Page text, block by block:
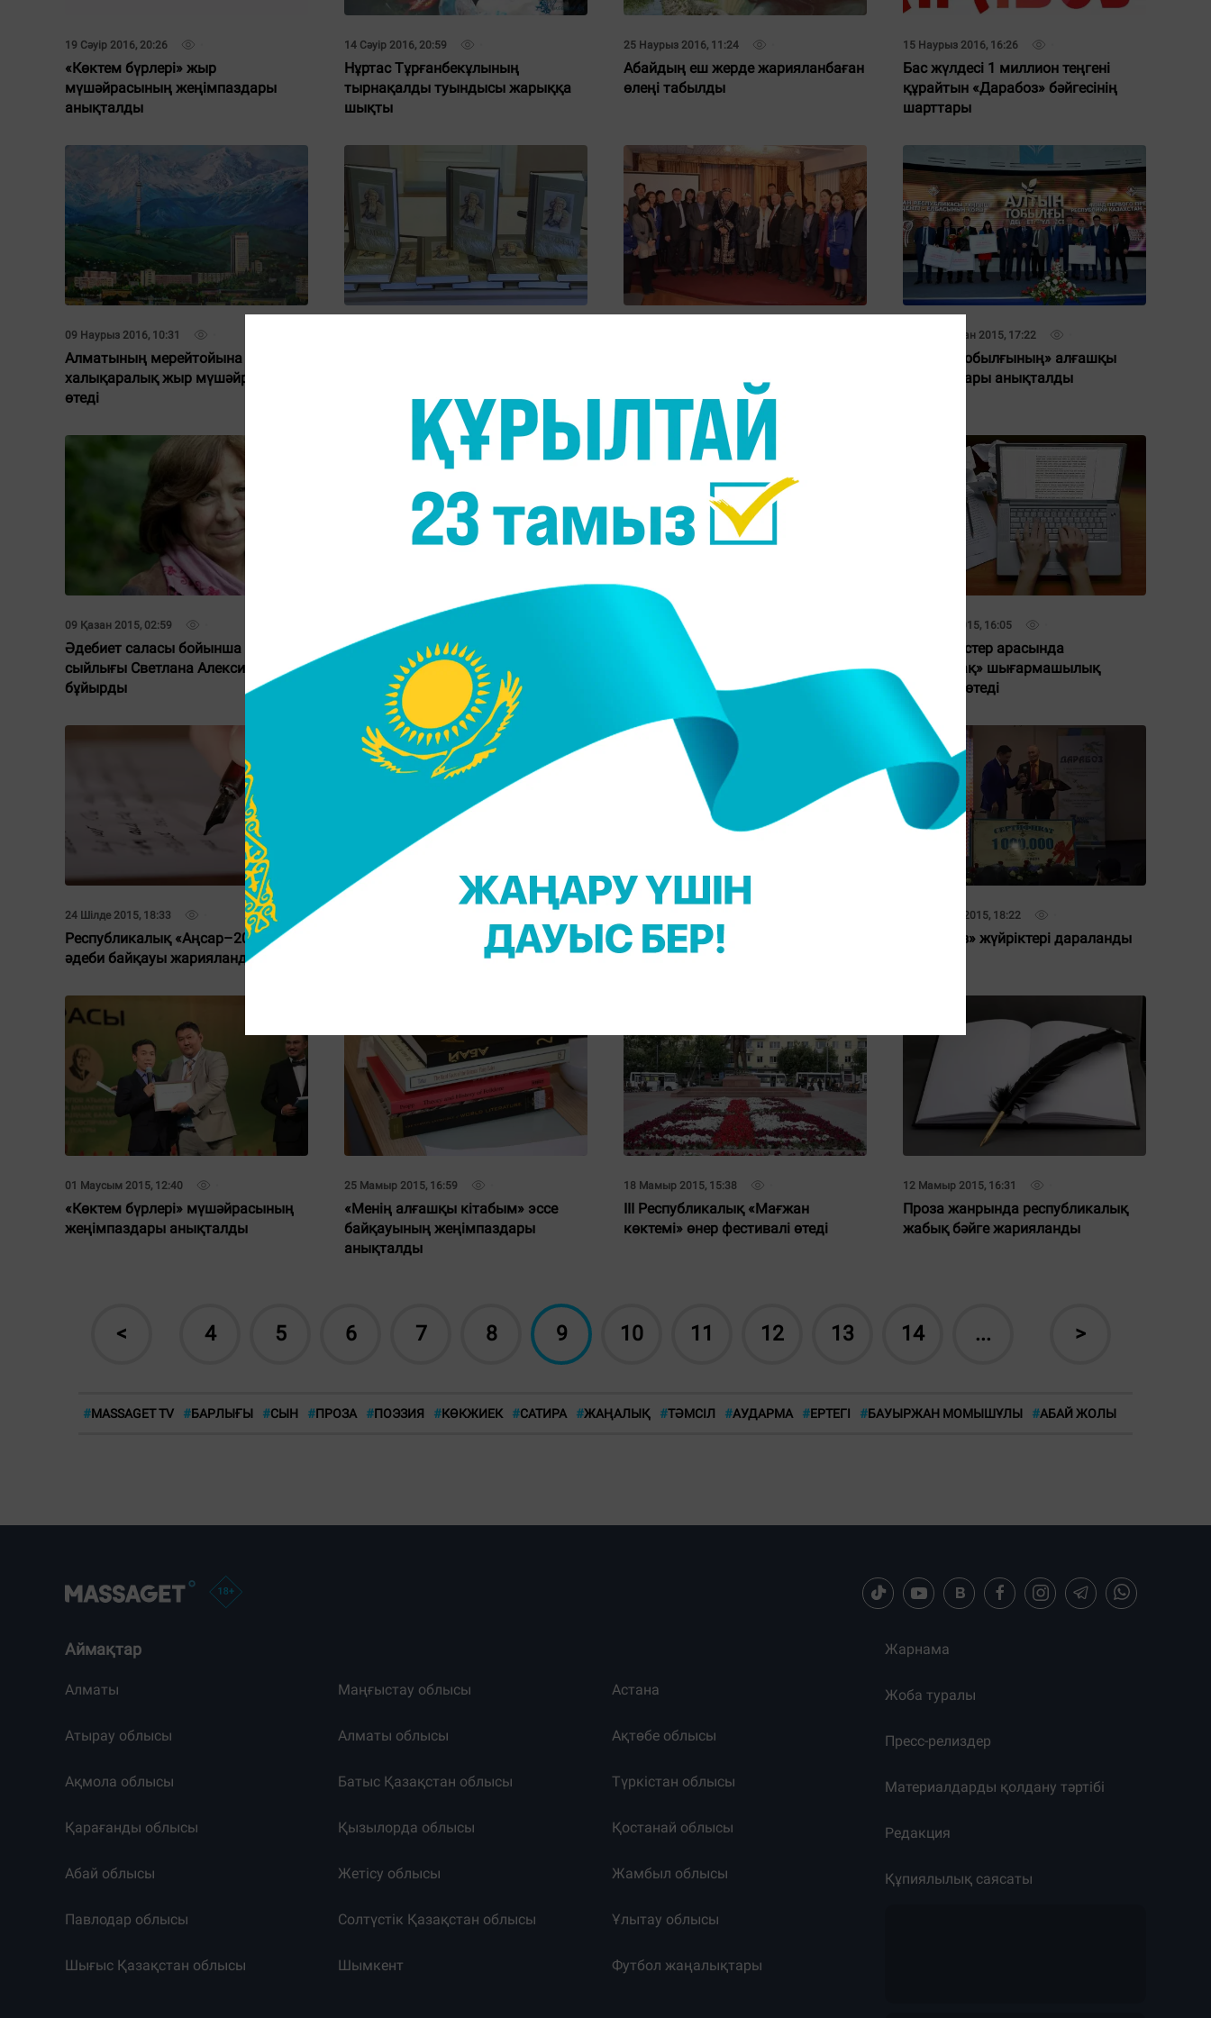
19 Сәуір 2016, 20:26
«Көктем бүрлері» жыр
мүшәйрасының жеңімпаздары
анықталды
14 Сәуір 2016, 20:59
Нұртас Тұрғанбекұлының
тырнақалды туындысы жарыққа
шықты
25 Наурыз 2016, 11:24
Абайдың еш жерде жарияланбаған
өлеңі табылды
15 Наурыз 2016, 16:26
Бас жүлдесі 1 миллион теңгені
құрайтын «Дарабоз» бәйгесінің
шарттары
09 Наурыз 2016, 10:31
Алматының мерейтойына
халықаралық жыр мүшәйрасы
өтеді
арналған әдеби-танымдық кеш өтті
04 Желтоқсан 2015, 17:22
«Алтын тобылғының» алғашқы
лауреаттары анықталды
09 Қазан 2015, 02:59
Әдебиет саласы бойынша Нобель
сыйлығы Светлана Алексиевичке
бұйырды
01 Қазан 2015, 17:30
Табылды Досымовты еске алуға
арналған кеш өтеді
04 Қыркүйек 2015, 16:53
Абай қорық-музейі –
Қазақстандағы алғашқы әдеби-
мемориалдық музей
16 Тамыз 2015, 16:05
Журналистер арасында
«Шаңырақ» шығармашылық
байқауы өтеді
24 Шілде 2015, 18:33
Республикалық «Аңсар–2015»
әдеби байқауы жарияланды
Әдебиетшілер арасында «Алтын
тобылғы» байқауы басталды
«Алтын көпір» аудармашылар
байқауы өтеді
03 Маусым 2015, 18:22
«Дарабоз» жүйріктері дараланды
01 Маусым 2015, 12:40
«Көктем бүрлері» мүшәйрасының
жеңімпаздары анықталды
25 Мамыр 2015, 16:59
«Менің алғашқы кітабым» эссе
байқауының жеңімпаздары
анықталды
18 Мамыр 2015, 15:38
ІІІ Республикалық «Мағжан
көктемі» өнер фестивалі өтеді
12 Мамыр 2015, 16:31
Проза жанрында республикалық
жабық бәйге жарияланды
< 4 5 6 7 8 9 10 11 12 13 14 ... >
#MASSAGET TV #БАРЛЫҒЫ #СЫН #ПРОЗА #ПОЭЗИЯ #КӨКЖИЕК #САТИРА #ЖАҢАЛЫҚ #ТӘМСІЛ #АУДАРМА #ЕРТЕГІ #БАУЫРЖАН МОМЫШҰЛЫ #АБАЙ ЖОЛЫ
Аймақтар
Алматы Маңғыстау облысы Астана
Атырау облысы Алматы облысы Ақтөбе облысы
Ақмола облысы Батыс Қазақстан облысы Түркістан облысы
Қарағанды облысы Қызылорда облысы Қостанай облысы
Абай облысы Жетісу облысы Жамбыл облысы
Павлодар облысы Солтүстік Қазақстан облысы Ұлытау облысы
Шығыс Қазақстан облысы Шымкент Футбол жаңалықтары
Жарнама
Жоба туралы
Пресс-релиздер
Материалдарды қолдану тәртібі
Редакция
Құпиялылық саясаты